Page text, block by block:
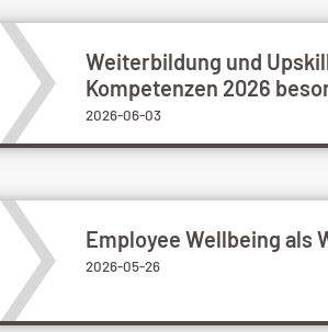
Weiterbildung und
Kompetenzen 2026
2026-06-03
Employee Wellbeing als
2026-05-26